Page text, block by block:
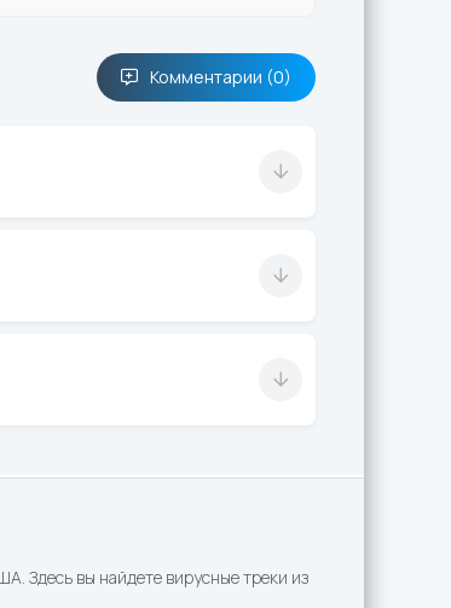
Здесь вы найдете вирусные треки из
Комментарии (0)